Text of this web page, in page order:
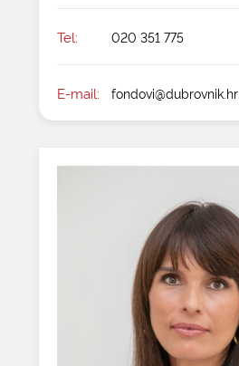
Tel: 020 351 775
E-mail: fondovi@dubrovnik.hr